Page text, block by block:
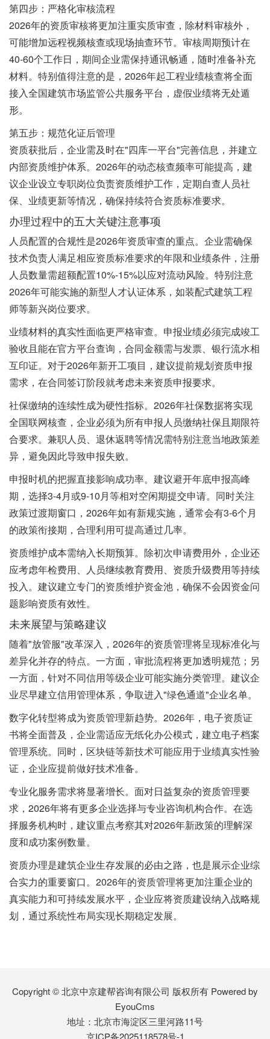
第四步：严格化审核流程
2026年的资质审核将更加注重实质审查，除材料审核外，
可能增加远程视频核查或现场抽查环节。审核周期预计在
40-60个工作日，期间企业需保持通讯畅通，随时准备补充
材料。特别值得注意的是，2026年起工程业绩核查将全面
接入全国建筑市场监管公共服务平台，虚假业绩将无处遁
形。
第五步：规范化证后管理
资质获批后，企业需及时在"四库一平台"完善信息，并建立
内部资质维护体系。2026年的动态核查频率可能提高，建
议企业设立专职岗位负责资质维护工作，定期自查人员社
保、业绩更新等情况，确保持续符合资质标准要求。
办理过程中的五大关键注意事项
人员配置的合规性是2026年资质审查的重点。企业需确保
技术负责人满足相应资质标准要求的年限和业绩条件，注册
人员数量需超额配置10%-15%以应对流动风险。特别注意
2026年可能实施的新型人才认证体系，如装配式建筑工程
师等新兴岗位要求。
业绩材料的真实性面临更严格审查。申报业绩必须完成竣工
验收且能在官方平台查询，合同金额需与发票、银行流水相
互印证。对于2026年新开工项目，建议提前规划资质申报
需求，在合同签订阶段就考虑未来资质申报要求。
社保缴纳的连续性成为硬性指标。2026年社保数据将实现
全国联网核查，企业必须为所有申报人员缴纳社保且期限符
合要求。兼职人员、退休返聘等情况需特别注意当地政策差
异，避免因此导致申报失败。
申报时机的把握直接影响成功率。建议避开年底申报高峰
期，选择3-4月或9-10月等相对空闲期提交申请。同时关注
政策过渡期窗口，2026年如有新规实施，通常会有3-6个月
的政策衔接期，合理利用可提高通过几率。
资质维护成本需纳入长期预算。除初次申请费用外，企业还
应考虑年检费用、人员继续教育费用、资质升级费用等持续
投入。建议建立专门的资质维护资金池，确保不会因资金问
题影响资质有效性。
未来展望与策略建议
随着"放管服"改革深入，2026年的资质管理将呈现标准化与
差异化并存的特点。一方面，审批流程将更加透明规范；另
一方面，针对不同信用等级企业可能实施分类管理。建议企
业尽早建立信用管理体系，争取进入"绿色通道"企业名单。
数字化转型将成为资质管理新趋势。2026年，电子资质证
书将全面普及，企业需适应无纸化办公模式，建立电子档案
管理系统。同时，区块链等新技术可能应用于业绩真实性验
证，企业应提前做好技术准备。
专业化服务需求将显著增长。面对日益复杂的资质管理要
求，2026年将有更多企业选择与专业咨询机构合作。在选
择服务机构时，建议重点考察其对2026年新政策的理解深
度和成功案例数量。
资质办理是建筑企业生存发展的必由之路，也是展示企业综
合实力的重要窗口。2026年的资质管理将更加注重企业的
真实能力和可持续发展水平，企业应将资质建设纳入战略规
划，通过系统性布局实现长期稳定发展。
Copyright © 北京中京建帮咨询有限公司 版权所有 Powered by
EyouCms
地址：北京市海淀区三里河路11号
京ICP备2025118578号-1